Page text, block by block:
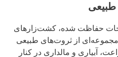
طبیعی
حفاظت شده، کشت‌زارهای
مجموعه‌ای از ثروت‌های طبیعی
آبیاری و مالداری در کنار